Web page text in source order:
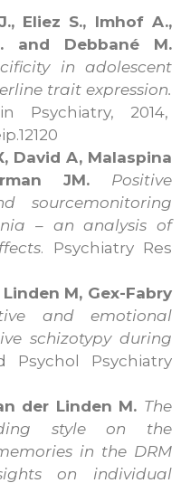
Eliez S., Imhof A.,
and Debbané M.
in adolescent
trait expression.
Psychiatry, 2014,
David A, Malaspina
JM. Positive
sourcemonitoring
– an analysis of
. Psychiatry Res
M, Gex-Fabry
and emotional
schizotypy during
Psychol Psychiatry
der Linden M. The
style on the
in the DRM
on individual